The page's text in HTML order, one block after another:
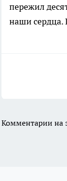
пережил
наши сердца.
Комментарии на